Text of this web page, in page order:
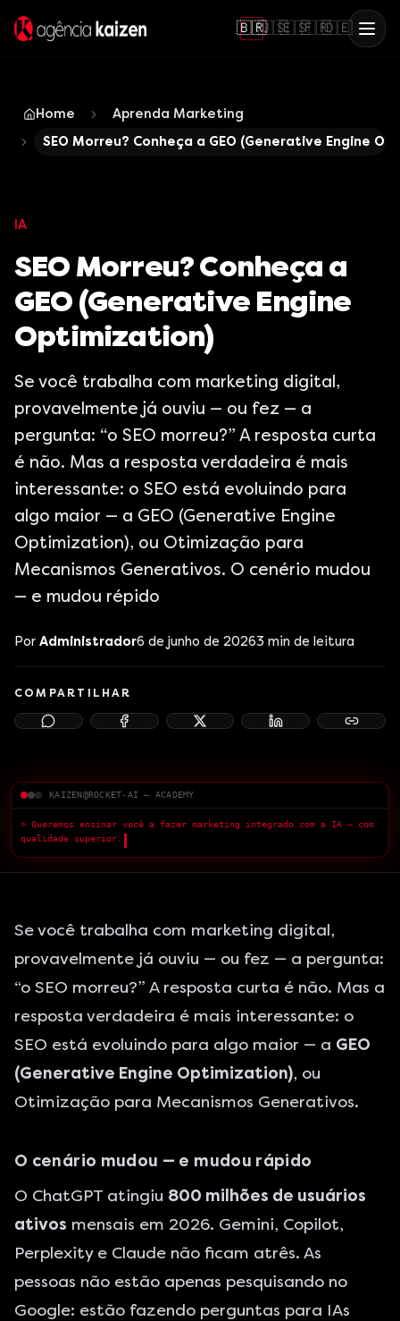
🇧🇷🇺🇸🇪🇸🇫🇷🇩🇪
Home
Aprenda Marketing
SEO Morreu? Conheça a GEO (Generative Engine
IA
SEO Morreu? Conheça a
GEO (Generative Engine
Optimization)
Se você trabalha com marketing digital,
provavelmente já ouviu — ou fez — a
pergunta: “o SEO morreu?” A resposta curta
é não. Mas a resposta verdadeira é mais
interessante: o SEO está evoluindo para
algo maior — a GEO (Generative Engine
Optimization), ou Otimização para
Mecanismos Generativos. O cenério mudou
— e mudou répido
Por Administrador6 de junho de 20263 min de leitura
COMPARTILHAR
KAIZEN@ROCKET-AI — ACADEMY
> Queremos ensinar você a fazer marketing integrado com a IA — com
qualidade superior.
Se você trabalha com marketing digital,
provavelmente já ouviu — ou fez — a pergunta:
“o SEO morreu?” A resposta curta é não. Mas a
resposta verdadeira é mais interessante: o
SEO está evoluindo para algo maior — a GEO
(Generative Engine Optimization), ou
Otimização para Mecanismos Generativos.
O cenário mudou — e mudou rápido
O ChatGPT atingiu 800 milhões de usuários
ativos mensais em 2026. Gemini, Copilot,
Perplexity e Claude não ficam atrês. As
pessoas não estão apenas pesquisando no
Google: estão fazendo perguntas para IAs